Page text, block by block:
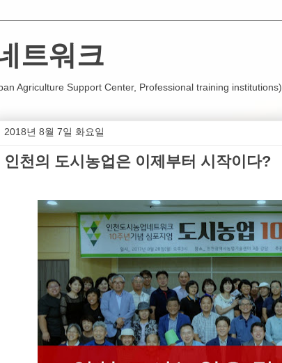
트워크
Agriculture Support Center, Professional training institutions)
2018년 8월 7일 화요일
인천의 도시농업은 이제부터 시작이다?